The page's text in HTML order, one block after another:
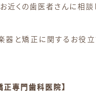
近くの歯医者さんに相談
器と矯正に関するお役
専門歯科医院】